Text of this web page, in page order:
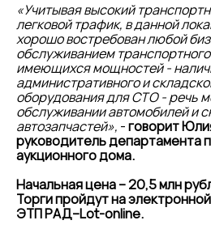
«Учитывая высокий
легковой трафик, в данной
хорошо востребован любой
обслуживанием
имеющихся мощностей -
административного и
оборудования для СТО - речь
обслуживании автомобилей и
автозапчастей», -говорит
руководитель департамента
аукционного дома.
Начальная цена – 20,5 млн
Торги пройдут на
ЭТП РАД–Lot-online.